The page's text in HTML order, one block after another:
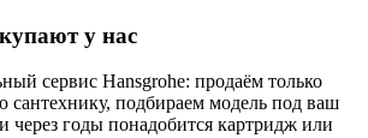
у нас
сервис Hansgrohe: продаём только
сантехнику, подбираем модель под ваш
через годы понадобится картридж или